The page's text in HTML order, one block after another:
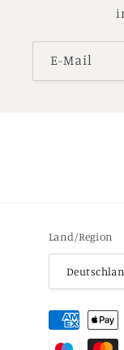
E-Mail
Land/Region